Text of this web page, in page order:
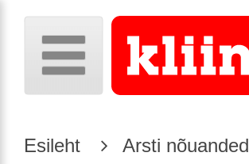
Esileht Arsti nõuanded